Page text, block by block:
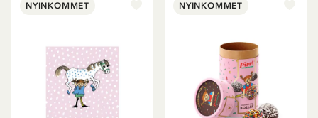
NYINKOMMET NYINKOMMET